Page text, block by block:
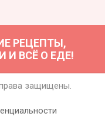
РЕЦЕПТЫ,
И ВСЁ О ЕДЕ!
защищены.